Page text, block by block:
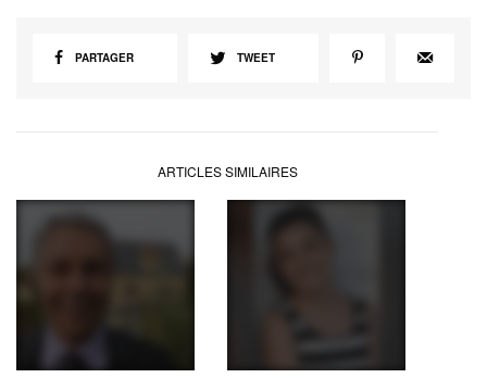
PARTAGER TWEET
ARTICLES SIMILAIRES